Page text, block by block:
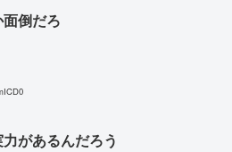
倒だろ
があるんだろう